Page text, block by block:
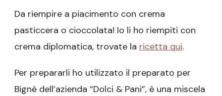
Da riempire a piacimento con crema
pasticcera o cioccolata! Io li ho riempiti con
crema diplomatica, trovate la ricetta qui.
Per prepararli ho utilizzato il preparato per
Bignè dell’azienda “Dolci & Pani”, è una miscela